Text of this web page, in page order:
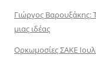
Γιώργος Βαρουξάκης:
μιας ιδέας
Ορκωμοσίες ΣΑΚΕ